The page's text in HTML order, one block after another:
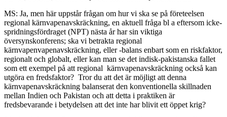
MS: Ja, men här uppstår frågan om hur vi ska se på företeelsen
regional kärnvapenavskräckning, en aktuell fråga bl a eftersom icke-
spridningsfördraget (NPT) nästa år har sin viktiga
översynskonferens; ska vi betrakta regional
kärnvapenvapenavskräckning, eller -balans enbart som en riskfaktor,
regionalt och globalt, eller kan man se det indisk-pakistanska fallet
som ett exempel på att regional kärnvapenavskräckning också kan
utgöra en fredsfaktor? Tror du att det är möjligt att denna
kärnvapenavskräckning balanserat den konventionella skillnaden
mellan Indien och Pakistan och att detta i praktiken är
fredsbevarande i betydelsen att det inte har blivit ett öppet krig?